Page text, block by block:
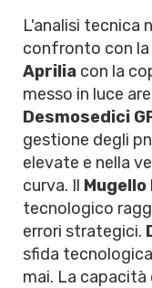
L'analisi tecnica
confronto con la
Aprilia con la
messo in luce
Desmosedici
gestione degli
elevate e nella
curva. Il Mugello
tecnologico
errori strategici.
sfida
mai. La capacità